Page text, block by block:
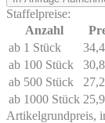
Staffelpreise:
Anzahl
ab 1 Stück
ab 100 Stück
ab 500 Stück
ab 1000 Stück
Artikelgrundpreis,